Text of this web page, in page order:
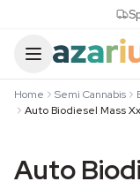
Home Semi Cannabis
Auto Biodiesel Mass
Auto